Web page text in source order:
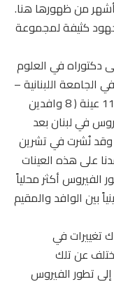
أشهر من ظهورها هنا.
كثيفة لمجموعة
دكتوراه في العلوم
الجامعة اللبنانية –
الفرع الاول أن ” هذه الدراسة أُجريت على 11 عينة ( 8 وافدين
في لبنان بعد
وقد نُشرت في تشرين
على هذه العينات
أيار 2020 لفهم تطور الفيروس أكثر محلياً
بين الوافد والمقيم
تغييرات في
عن تلك
تطور الفيروس